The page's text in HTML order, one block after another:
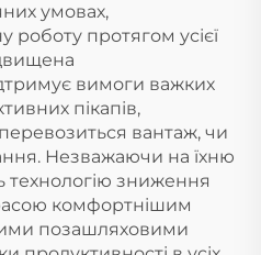
умовах,
роботу протягом усієї
вимоги важких
пікапів,
вантаж, чи
Незважаючи на їхню
технологію зниження
комфортнішим
позашляховими